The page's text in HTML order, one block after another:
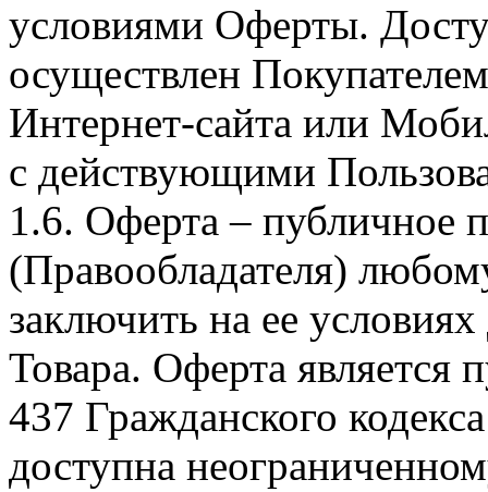
условиями Оферты.
осуществлен
Интернет-сайта или
с действующими
1.6. Оферта – публичное
(Правообладателя)
заключить на ее
Товара. Оферта является
437 Гражданского
доступна